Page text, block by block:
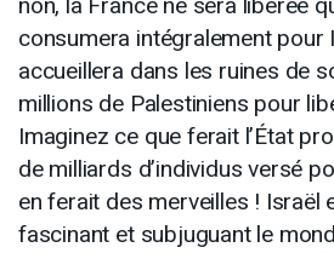
consumera intégralement pour
accueillera dans les ruines de
millions de Palestiniens pour
Imaginez ce que ferait l’État
de milliards d’individus versé
en ferait des merveilles ! Israël
fascinant et subjuguant le